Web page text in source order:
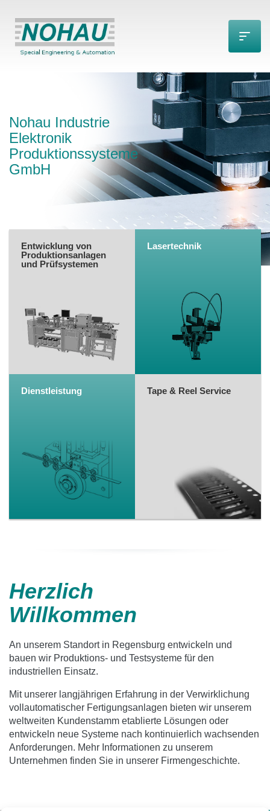
Nohau Industrie
Elektronik
Produktionssysteme
GmbH
Entwicklung von
Produktionsanlagen
und Prüfsystemen
Lasertechnik
Dienstleistung Tape & Reel Service
Herzlich
Willkommen
An unserem Standort in Regensburg entwickeln und
bauen wir Produktions- und Testsysteme für den
industriellen Einsatz.
Mit unserer langjährigen Erfahrung in der Verwirklichung
vollautomatischer Fertigungsanlagen bieten wir unserem
weltweiten Kundenstamm etablierte Lösungen oder
entwickeln neue Systeme nach kontinuierlich wachsenden
Anforderungen. Mehr Informationen zu unserem
Unternehmen finden Sie in unserer Firmengeschichte.
Firmengeschichte
Impressum